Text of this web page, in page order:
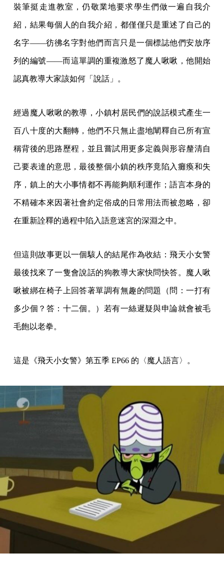
裝筆挺走進教室，仍敬業地要求學生們做一遍自我介
紹，結果每個人的自我介紹，都僅僅只是重述了自己的
名字——彷彿名字對他們而言只是一個標誌他們安放序
列的編號——而這單調的重複激怒了魔人啾啾，他開始
認真教導大家該如何「說話」。
經過魔人啾啾的教導，小鎮村居民們的說話模式產生一
百八十度的大翻轉，他們不只無止盡地闡釋自己所有宣
稱背後的思路歷程，並且嘗試用更多定義與形容釐清自
己要表達的意思，最後整個小鎮的秩序竟陷入癱瘓和失
序，鎮上的大小事情都不再能夠順利運作；語言本身的
不精確本來因著社會約定俗成的日常用法而被忽略，卻
在重新詮釋的過程中陷入語意迷宮的深淵之中。
但這則故事更以一個駭人的結尾作為收結：飛天小女警
最後找來了一隻會說話的狗教導大家快問快答。魔人啾
啾被綁在椅子上回答著單調有無趣的問題（問：一打有
多少個？答：十二個。）若有一絲遲疑與申論就會被毛
毛飽以老拳。
這是《飛天小女警》第五季 EP66 的〈魔人語言〉。